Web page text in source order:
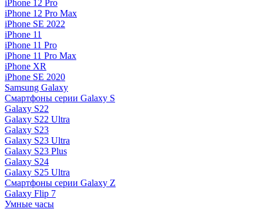
iPhone 12 Pro
iPhone 12 Pro Max
iPhone SE 2022
iPhone 11
iPhone 11 Pro
iPhone 11 Pro Max
iPhone XR
iPhone SE 2020
Samsung Galaxy
Смартфоны серии Galaxy S
Galaxy S22
Galaxy S22 Ultra
Galaxy S23
Galaxy S23 Ultra
Galaxy S23 Plus
Galaxy S24
Galaxy S25 Ultra
Смартфоны серии Galaxy Z
Galaxy Flip 7
Умные часы